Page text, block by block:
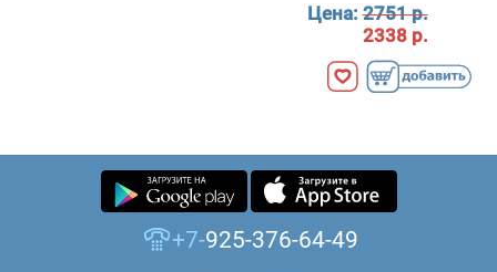
Цена:2751 р.
2338 р.
+7-925-376-64-49